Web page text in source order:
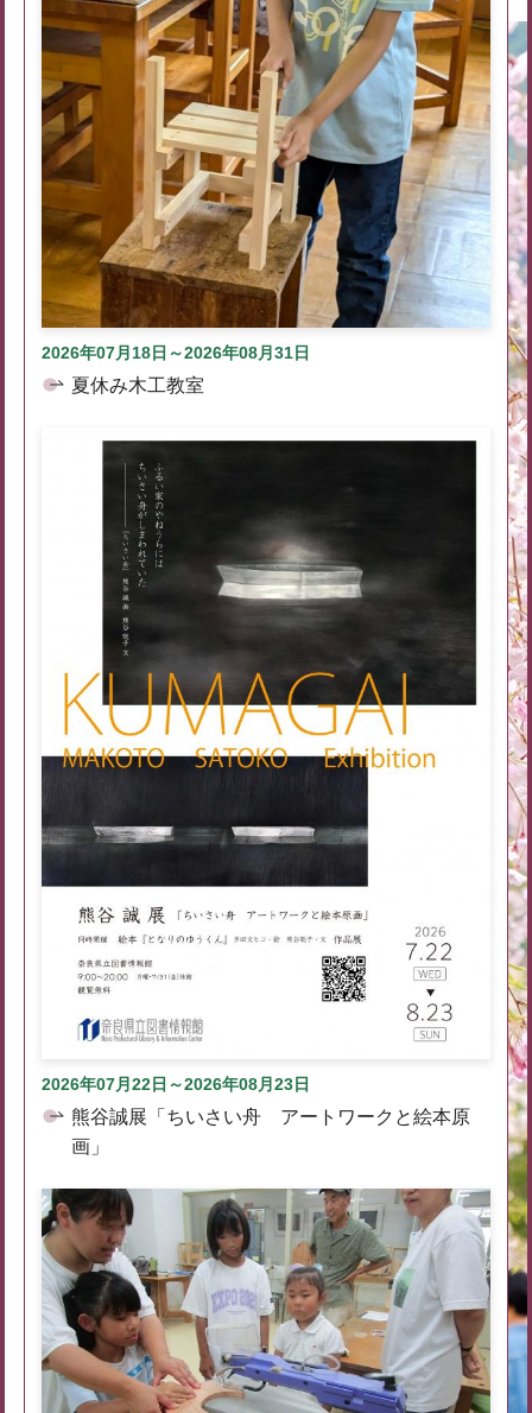
2026年07月18日～2026年08月31日
夏休み木工教室
2026年07月22日～2026年08月23日
熊谷誠展「ちいさい舟 アートワークと絵本原
画」